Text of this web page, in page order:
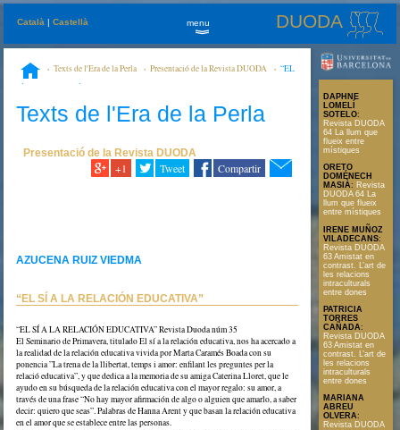
Català |Castellà DUODA
menu
»
Texts de l'Era de la Perla Presentació de la Revista DUODA
“EL
SÍ A LA RELACIÓN EDUCATIVA”
Texts de l'Era de la Perla
Presentació de la Revista DUODA
+1 Tweet Compartir
AZUCENA RUIZ VIEDMA
“EL SÍ A LA RELACIÓN EDUCATIVA”
“EL SÍ A LA RELACIÓN EDUCATIVA” Revista Duoda núm 35
El Seminario de Primavera, titulado El sí a la relación educativa, nos ha acercado a
la realidad de la relación educativa vivida por Marta Caramés Boada con su
ponencia ”La trena de la llibertat, temps i amor: enfilant les preguntes per la
relació educativa”, y que dedica a la memoria de su amiga Caterina Lloret, que le
ayudo en su búsqueda de la relación educativa con el mayor regalo: su amor, a
través de una frase “No hay mayor afirmación de algo o alguien que amarlo, a saber
decir: quiero que seas”. Palabras de Hanna Arent y que basan la relación educativa
en el amor que se establece entre las personas.
DAPHNE
LOMELÍ
SOTELO:
Revista DUODA
64 La llum que
flueix entre
místiques
ORETO
DOMÉNECH
MASIÀ: Revista
DUODA 64 La
llum que flueix
entre místiques
IRENE MUÑOZ
VILADECANS:
Revista DUODA
63 Amistat en
contrast. L’art de
les relacions
intraculturals
entre dones
PATRICIA
TORRES
CAÑADA:
Revista DUODA
63 Amistat en
contrast. L’art de
les relacions
intraculturals
entre dones
MARIANA
ABREU
OLVERA:
Revista DUODA